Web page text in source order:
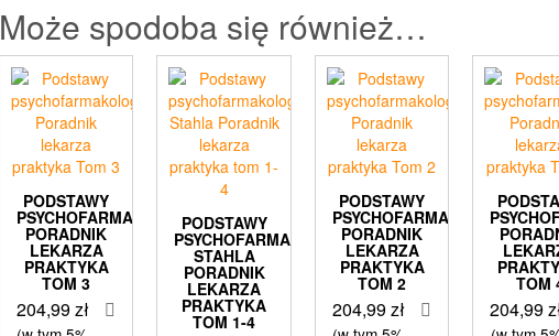
Może spodoba się również…
PODSTAWY
PSYCHOFARMAKOLOGII
PORADNIK
LEKARZA
PRAKTYKA
TOM 3
204,99zł
PODSTAWY
PSYCHOFARMAKOLOGII
STAHLA
PORADNIK
LEKARZA
PRAKTYKA
TOM 1-4
PODSTAWY
PSYCHOFARMAKOLOGII
PORADNIK
LEKARZA
PRAKTYKA
TOM 2
204,99zł
TOM
204,99